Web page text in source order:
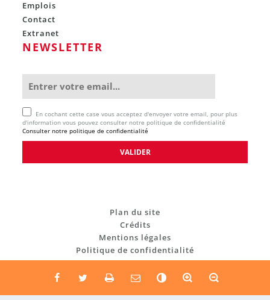
Emplois
Contact
Extranet
NEWSLETTER
En cochant cette case vous acceptez d'envoyer votre email, pour plus
d'information vous pouvez consulter notre politique de confidentialité
Consulter notre politique de confidentialité
Plan du site
Crédits
Mentions légales
Politique de confidentialité
n